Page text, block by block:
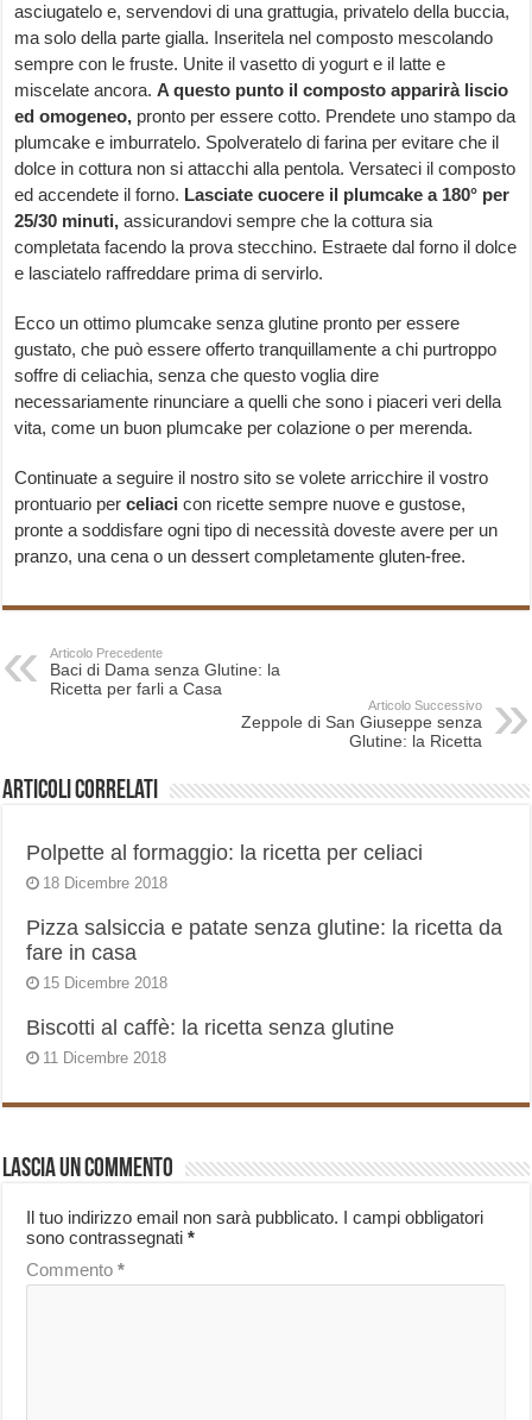
asciugatelo e, servendovi di una grattugia, privatelo della buccia,
ma solo della parte gialla. Inseritela nel composto mescolando
sempre con le fruste. Unite il vasetto di yogurt e il latte e
miscelate ancora.A questo punto il composto apparirà liscio
ed omogeneo, pronto per essere cotto. Prendete uno stampo da
plumcake e imburratelo. Spolveratelo di farina per evitare che il
dolce in cottura non si attacchi alla pentola. Versateci il composto
ed accendete il forno. Lasciate cuocere il plumcake a 180° per
25/30 minuti,assicurandovi sempre che la cottura sia
completata facendo la prova stecchino. Estraete dal forno il dolce
e lasciatelo raffreddare prima di servirlo.
Ecco un ottimo plumcake senza glutine pronto per essere
gustato, che può essere offerto tranquillamente a chi purtroppo
soffre di celiachia, senza che questo voglia dire
necessariamente rinunciare a quelli che sono i piaceri veri della
vita, come un buon plumcake per colazione o per merenda.
Continuate a seguire il nostro sito se volete arricchire il vostro
prontuario perceliacicon ricette sempre nuove e gustose,
pronte a soddisfare ogni tipo di necessità doveste avere per un
pranzo, una cena o un dessert completamente gluten-free.
Articolo Precedente
Baci di Dama senza Glutine: la
Ricetta per farli a Casa
Articolo Successivo
Zeppole di San Giuseppe senza
Glutine: la Ricetta
Articoli correlati
Polpette al formaggio: la ricetta per celiaci
18 Dicembre 2018
Pizza salsiccia e patate senza glutine: la ricetta da
fare in casa
15 Dicembre 2018
Biscotti al caffè: la ricetta senza glutine
11 Dicembre 2018
Lascia un commento
Il tuo indirizzo email non sarà pubblicato. I campi obbligatori
sono contrassegnati*
Commento*